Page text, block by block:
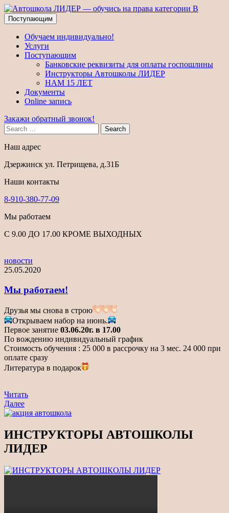
Поступающим
Обучаем индивидуально!
Услуги
Поступающим
Банковские реквизиты для оплаты госпошлины
Инструкторы Автошколы ЛИДЕР
НАМ 15 ЛЕТ
Документы
Online запись
Закажи обратный звонок!
Search
Наш адрес
Дзержинск ул. Петрищева, д.31Б
Наши контакты
8-910-380-77-09
Мы работаем
С 9.00 ДО 17.00 КРОМЕ ВЫХОДНЫХ
новости
25.05.2020
Мы работаем!
Друзья мы снова в строю
Открываем набор на июнь.
Первое занятие 03.06.20г. в 17.00
По вождению индивидуальный график
Стоимость обучения : 25 000 в рассрочку на 3 мес. 24 000 при
оплате сразу
Литература в подарок
Навигация
по
Предыдущая
новость
Читать
Читать
еще
Далее
ИНСТРУКТОРЫ АВТОШКОЛЫ
ЛИДЕР